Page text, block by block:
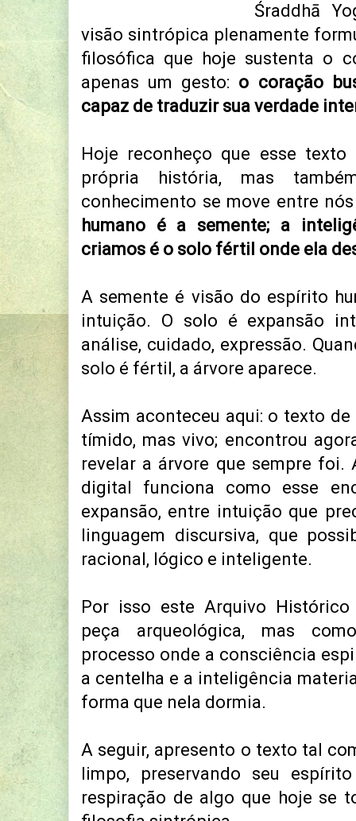
Śraddhā
visão sintrópica plenamente
filosófica que hoje sustenta o
apenas um gesto: o coração
capaz de traduzir sua verdade
Hoje reconheço que esse texto
própria história, mas
conhecimento se move entre
humano é a semente; a
criamos é o solo fértil onde ela
A semente é visão do espírito
intuição. O solo é expansão
análise, cuidado, expressão.
solo é fértil, a árvore aparece.
Assim aconteceu aqui: o texto
tímido, mas vivo; encontrou
revelar a árvore que sempre foi.
digital funciona como esse
expansão, entre intuição que
linguagem discursiva, que
racional, lógico e inteligente.
Por isso este Arquivo Histórico
peça arqueológica, mas
processo onde a consciência
a centelha e a inteligência
forma que nela dormia.
A seguir, apresento o texto tal
limpo, preservando seu
respiração de algo que hoje se